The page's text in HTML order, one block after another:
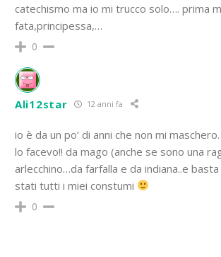
catechismo ma io mi trucco solo…. prima
fata,principessa,…
0
Ali12star 12 anni fa
io è da un po’ di anni che non mi
lo facevo!! da mago (anche se sono una
arlecchino…da farfalla e da indiana..e
stati tutti i miei constumi
0